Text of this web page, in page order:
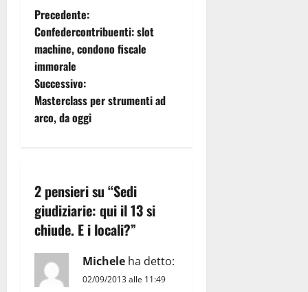
Precedente:
Confedercontribuenti: slot
machine, condono fiscale
immorale
Successivo:
Masterclass per strumenti ad
arco, da oggi
2 pensieri su “Sedi
giudiziarie: qui il 13 si
chiude. E i locali?”
Michele ha detto:
02/09/2013 alle 11:49